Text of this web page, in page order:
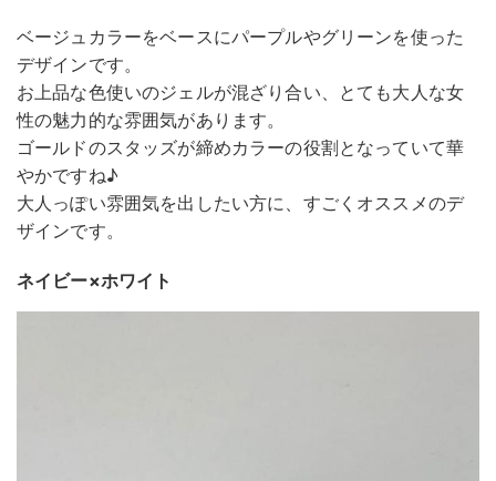
ベージュカラーをベースにパープルやグリーンを使った
デザインです。
お上品な色使いのジェルが混ざり合い、とても大人な女
性の魅力的な雰囲気があります。
ゴールドのスタッズが締めカラーの役割となっていて華
やかですね♪
大人っぽい雰囲気を出したい方に、すごくオススメのデ
ザインです。
ネイビー×ホワイト